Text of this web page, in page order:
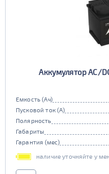
Аккумулятор AC/
Емкость (Ач)
Пусковой ток (А)
Полярность
Габариты
Гарантия (мес)
наличие уточняйте у